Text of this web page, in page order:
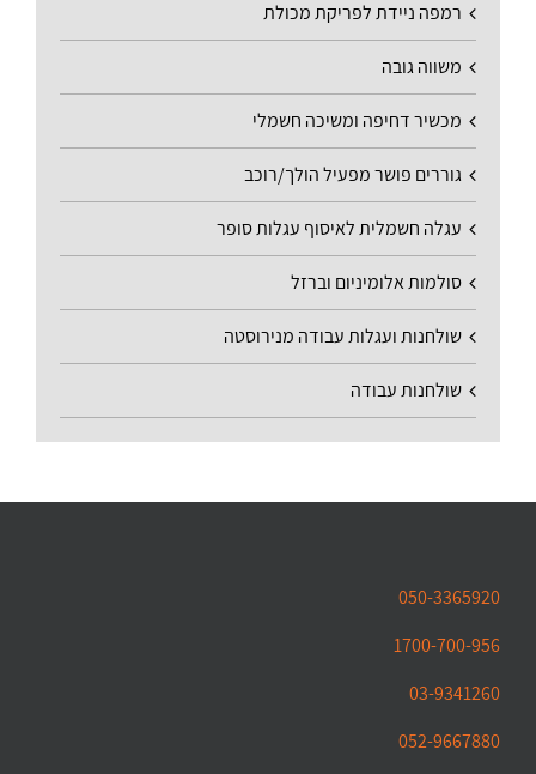
רמפה ניידת לפריקת מכולת
משווה גובה
מכשיר דחיפה ומשיכה חשמלי
גוררים פושר מפעיל הולך/רוכב
עגלה חשמלית לאיסוף עגלות סופר
סולמות אלומיניום וברזל
שולחנות ועגלות עבודה מנירוסטה
שולחנות עבודה
050-3365920
1700-700-956
03-9341260
052-9667880